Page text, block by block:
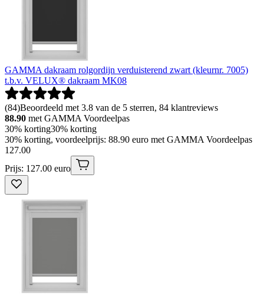
GAMMA dakraam rolgordijn verduisterend zwart (kleurnr. 7005)
t.b.v. VELUX® dakraam MK08
(84)Beoordeeld met 3.8 van de 5 sterren, 84 klantreviews
88.90 met GAMMA Voordeelpas
30% korting30% korting
30% korting, voordeelprijs: 88.90 euro met GAMMA Voordeelpas
127.00
Prijs: 127.00 euro